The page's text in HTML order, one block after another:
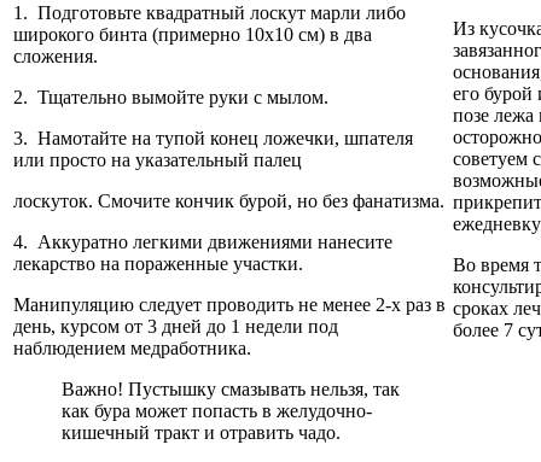
1. Подготовьте квадратный лоскут марли либо
широкого бинта (примерно 10х10 см) в два
сложения.
2. Тщательно вымойте руки с мылом.
3. Намотайте на тупой конец ложечки, шпателя
или просто на указательный палец
лоскуток. Смочите кончик бурой, но без фанатизма.
4. Аккуратно легкими движениями нанесите
лекарство на пораженные участки.
Манипуляцию следует проводить не менее 2-х раз в
день, курсом от 3 дней до 1 недели под
наблюдением медработника.
Важно! Пустышку смазывать нельзя, так
как бура может попасть в желудочно-
кишечный тракт и отравить чадо.
Из
его бурой
позе лежа
советуем
Во время
сроках
более 7